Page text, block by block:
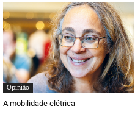
Opinião
A mobilidade elétrica